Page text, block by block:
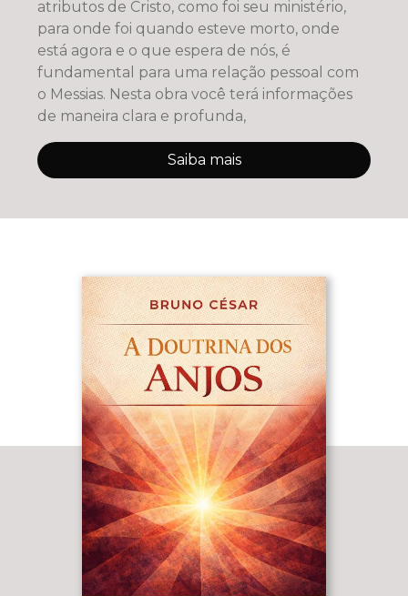
atributos de Cristo, como foi seu ministério,
para onde foi quando esteve morto, onde
está agora e o que espera de nós, é
fundamental para uma relação pessoal com
o Messias. Nesta obra você terá informações
de maneira clara e profunda,
Saiba mais